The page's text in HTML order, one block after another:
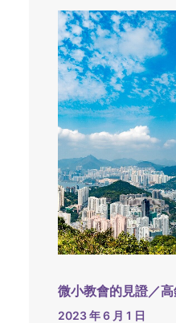
微小教會的見證／
2023 年 6 月 1 日